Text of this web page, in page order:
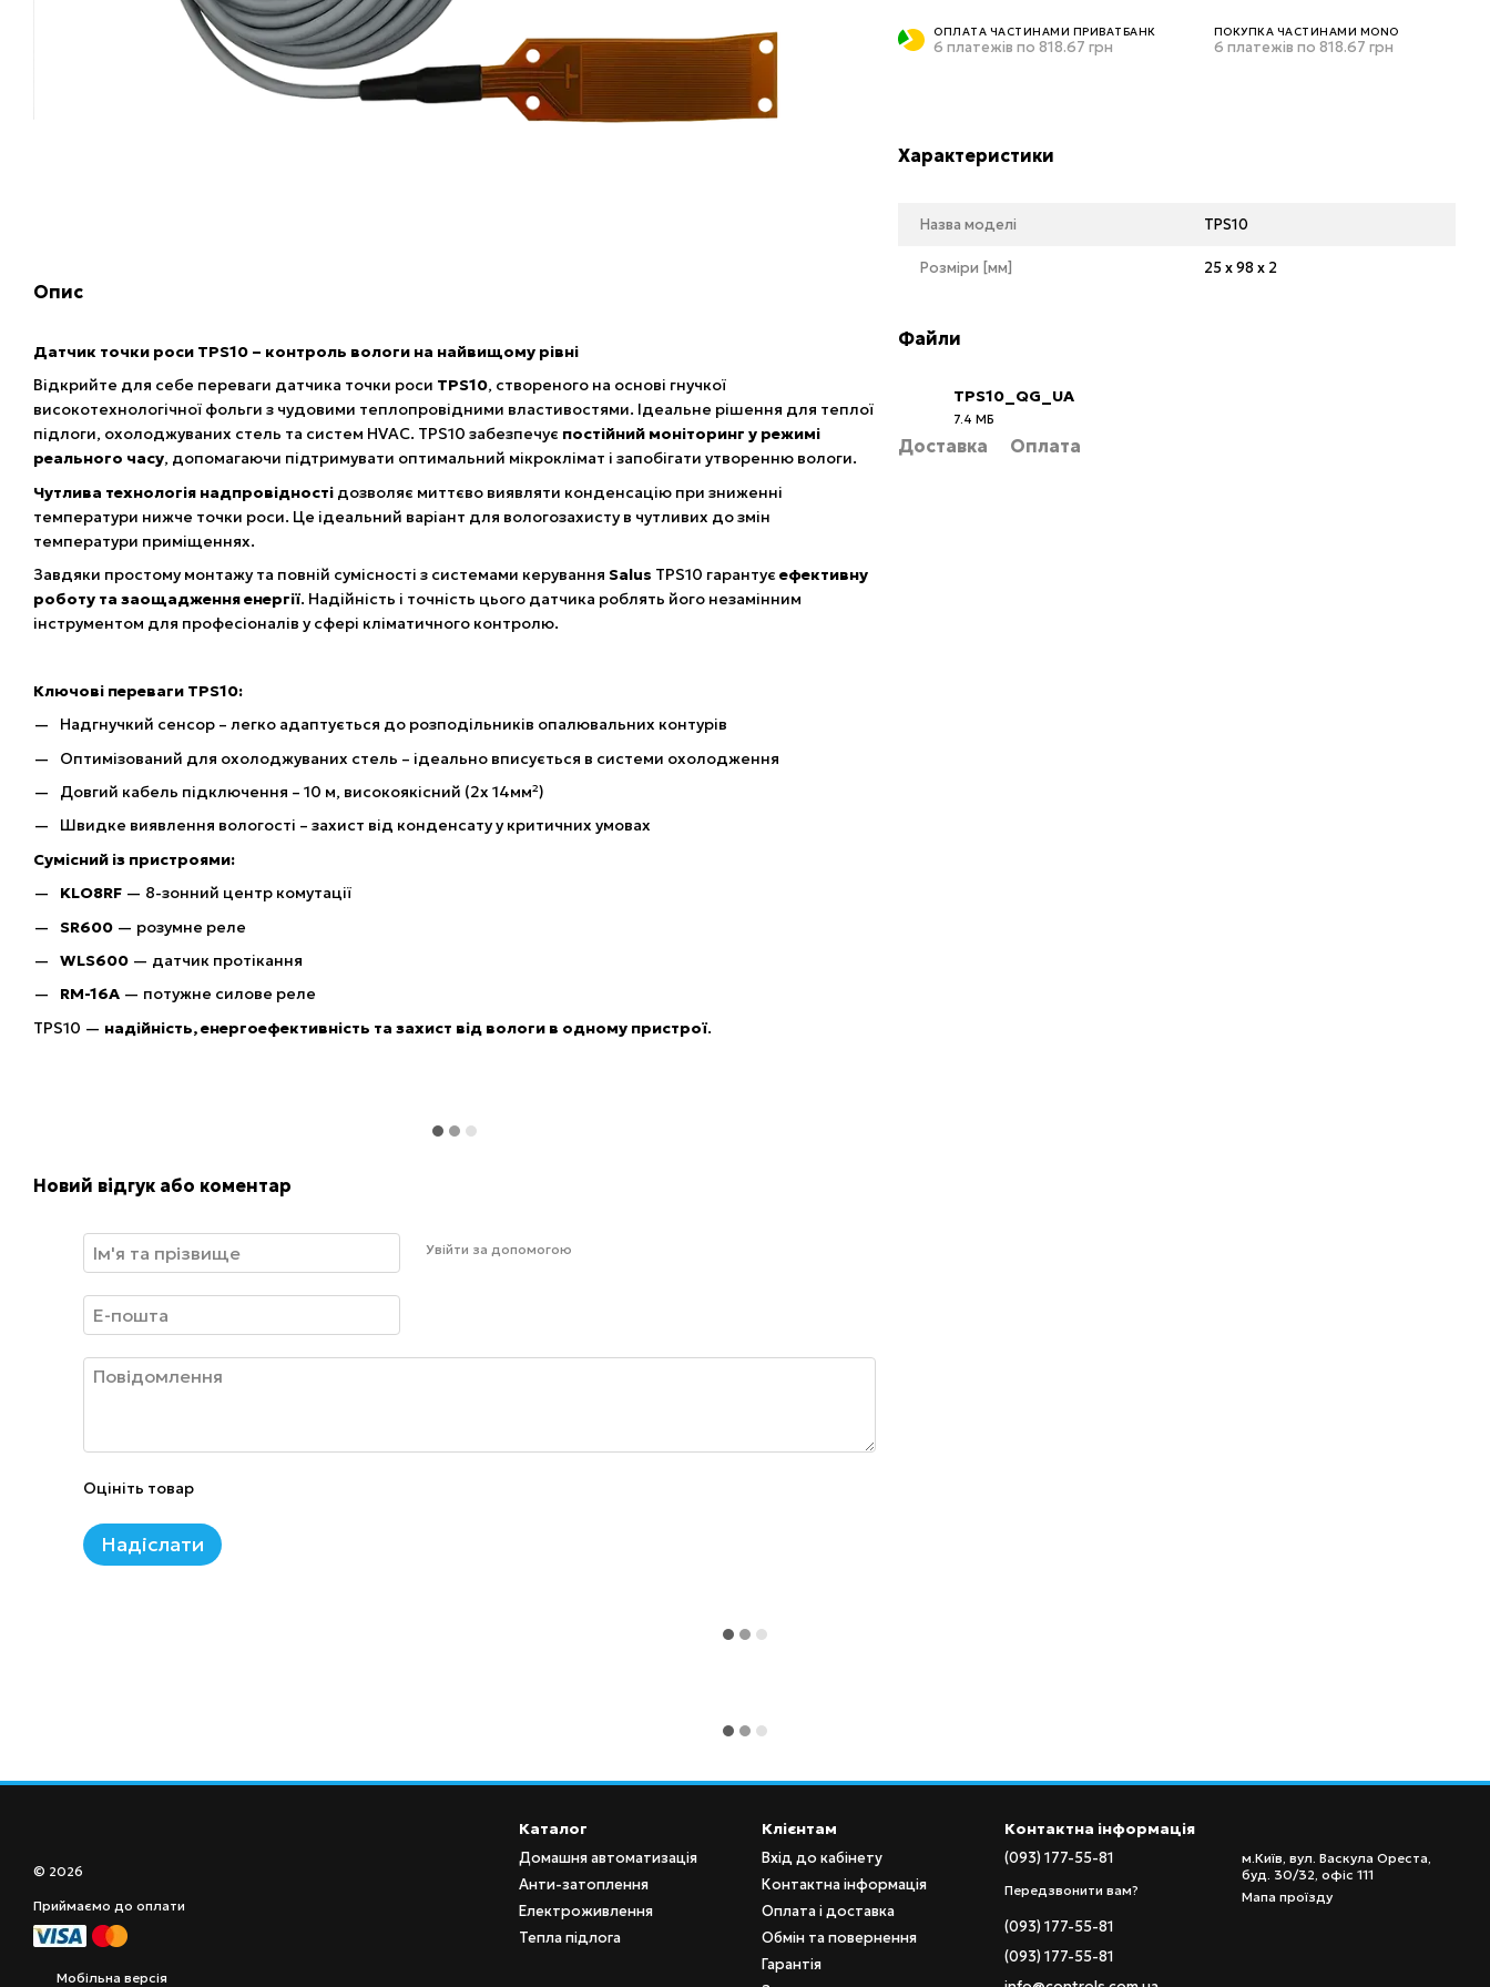
Опис
Датчик точки роси TPS10 – контроль вологи на найвищому рівні
Відкрийте для себе переваги датчика точки роси TPS10, створеного на основі гнучкої
високотехнологічної фольги з чудовими теплопровідними властивостями. Ідеальне рішення для теплої
підлоги, охолоджуваних стель та систем HVAC. TPS10 забезпечує постійний моніторинг у режимі
реального часу, допомагаючи підтримувати оптимальний мікроклімат і запобігати утворенню вологи.
Чутлива технологія надпровідності дозволяє миттєво виявляти конденсацію при зниженні
температури нижче точки роси. Це ідеальний варіант для вологозахисту в чутливих до змін
температури приміщеннях.
Завдяки простому монтажу та повній сумісності з системами керування Salus TPS10 гарантує ефективну
роботу та заощадження енергії. Надійність і точність цього датчика роблять його незамінним
інструментом для професіоналів у сфері кліматичного контролю.
Ключові переваги TPS10:
Надгнучкий сенсор – легко адаптується до розподільників опалювальних контурів
Оптимізований для охолоджуваних стель – ідеально вписується в системи охолодження
Довгий кабель підключення – 10 м, високоякісний (2x 14мм²)
Швидке виявлення вологості – захист від конденсату у критичних умовах
Сумісний із пристроями:
KLO8RF — 8-зонний центр комутації
SR600 — розумне реле
WLS600 — датчик протікання
RM-16A — потужне силове реле
TPS10 — надійність, енергоефективність та захист від вологи в одному пристрої.
Новий відгук або коментар
Увійти за допомогою
Оцініть товар
Надіслати
ОПЛАТА ЧАСТИНАМИ ПРИВАТБАНК
6 платежів по 818.67 грн
ПОКУПКА ЧАСТИНАМИ MONO
6 платежів по 818.67 грн
Характеристики
Назва моделі TPS10
Розміри [мм] 25 х 98 х 2
Файли
TPS10_QG_UA
7.4 МБ
Доставка Оплата
© 2026
Приймаємо до оплати
Мобільна версія
Каталог
Домашня автоматизація
Анти-затоплення
Електроживлення
Тепла підлога
Клієнтам
Вхід до кабінету
Контактна інформація
Оплата і доставка
Обмін та повернення
Гарантія
Контактна інформація
(093) 177-55-81
Передзвонити вам?
(093) 177-55-81
(093) 177-55-81
м.Київ, вул. Васкула Ореста,
буд. 30/32, офіс 111
Мапа проїзду